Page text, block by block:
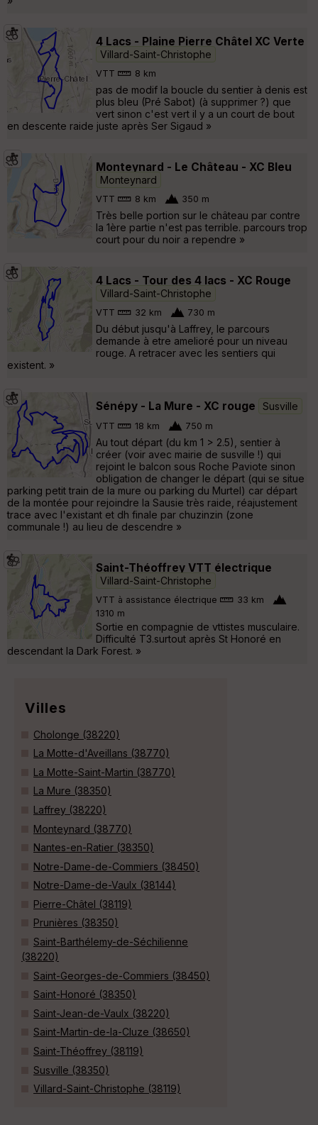
4 Lacs - Plaine Pierre Châtel XC Verte
Villard-Saint-Christophe
VTT 8 km
pas de modif la boucle du sentier à denis est
plus bleu (Pré Sabot) (à supprimer ?) que
vert sinon c'est vert il y a un court de bout
en descente raide juste après Ser Sigaud »
Monteynard - Le Château - XC Bleu
Monteynard
VTT 8 km 350 m
Très belle portion sur le château par contre
la 1ère partie n'est pas terrible. parcours trop
court pour du noir a rependre »
4 Lacs - Tour des 4 lacs - XC Rouge
Villard-Saint-Christophe
VTT 32 km 730 m
Du début jusqu'à Laffrey, le parcours
demande à etre amelioré pour un niveau
rouge. A retracer avec les sentiers qui
existent. »
Sénépy - La Mure - XC rouge Susville
VTT 18 km 750 m
Au tout départ (du km 1 > 2.5), sentier à
créer (voir avec mairie de susville !) qui
rejoint le balcon sous Roche Paviote sinon
obligation de changer le départ (qui se situe
parking petit train de la mure ou parking du Murtel) car départ
de la montée pour rejoindre la Sausie très raide, réajustement
trace avec l'existant et dh finale par chuzinzin (zone
communale !) au lieu de descendre »
Saint-Théoffrey VTT électrique
Villard-Saint-Christophe
VTT à assistance électrique
33 km
1310 m
Sortie en compagnie de vttistes musculaire.
Difficulté T3.surtout après St Honoré en
descendant la Dark Forest. »
Villes
Cholonge (38220)
La Motte-d'Aveillans (38770)
La Motte-Saint-Martin (38770)
La Mure (38350)
Laffrey (38220)
Monteynard (38770)
Nantes-en-Ratier (38350)
Notre-Dame-de-Commiers (38450)
Notre-Dame-de-Vaulx (38144)
Pierre-Châtel (38119)
Prunières (38350)
Saint-Barthélemy-de-Séchilienne
(38220)
Saint-Georges-de-Commiers (38450)
Saint-Honoré (38350)
Saint-Jean-de-Vaulx (38220)
Saint-Martin-de-la-Cluze (38650)
Saint-Théoffrey (38119)
Susville (38350)
Villard-Saint-Christophe (38119)